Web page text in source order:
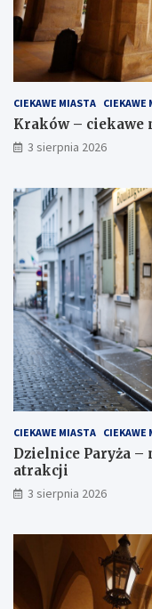
CIEKAWE MIASTA CIEKAWE
Kraków – ciekawe
3 sierpnia 2026
CIEKAWE MIASTA CIEKAWE
Dzielnice Paryża –
atrakcji
3 sierpnia 2026